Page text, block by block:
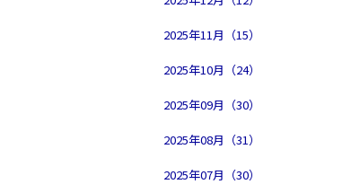
2025年11月（15）
2025年10月（24）
2025年09月（30）
2025年08月（31）
2025年07月（30）